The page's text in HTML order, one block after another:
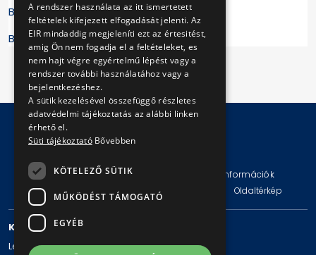
Budapest, 2016. augusztus 24.
Budapesti Közlekedési Központ
Impresszum Jogi nyilatkozat
Technikai információk
Adatvédelmi politika és tájékoztatások
Oldaltérkép
KAPCSOLAT
Levelezési cím: 1980 Budapest, Pf. 11.
A rendszer használata az itt ismertetett
feltételek kifejezett elfogadását jelenti. Az
EIR mindaddig megjeleníti ezt az értesitést,
amig Ön nem fogadja el a feltételeket, es
nem hajt végre egyértelmű lépést vagy a
rendszer további használatához vagy a
bejelentkezéshez.
A sütik kezelésével összefüggő részletes
adatvédelmi tájékoztatás az alábbi linken
érhető el.
Süti tájékoztató Bővebben
KÖTELEZŐ SÜTIK
MŰKÖDÉST TÁMOGATÓ
EGYÉB